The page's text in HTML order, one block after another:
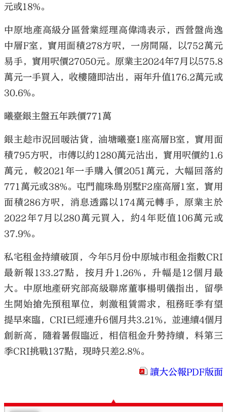
元或18%。
中原地產高級分區營業經理高偉鴻表示，西營盤尚逸
中層F室，實用面積278方呎，一房間隔，以752萬元
易手，實用呎價27050元。原業主2024年7月以575.8
萬元一手買入，收樓隨即沽出，兩年升值176.2萬元或
30.6%。
曦臺銀主盤五年跌價771萬
銀主趁市況回暖沽貨，油塘曦臺1座高層B室，實用面
積795方呎，市傳以約1280萬元沽出，實用呎價約1.6
萬元，較2021年一手購入價2051萬元，大幅回落約
771萬元或38%。屯門龍珠島別墅F2座高層1室，實用
面積286方呎，消息透露以174萬元轉手，原業主於
2022年7月以280萬元買入，約4年貶值106萬元或
37.9%。
私宅租金持續破頂，今年5月份中原城市租金指數CRI
最新報133.27點，按月升1.26%，升幅是12個月最
大。中原地產研究部高級聯席董事楊明儀指出，留學
生開始搶先預租單位，刺激租賃需求，租務旺季有望
提早來臨，CRI已經連升6個月共3.21%，並連續4個月
創新高，隨着暑假臨近，相信租金升勢持續，料第三
季CRI挑戰137點，現時只差2.8%。
讀大公報PDF版面